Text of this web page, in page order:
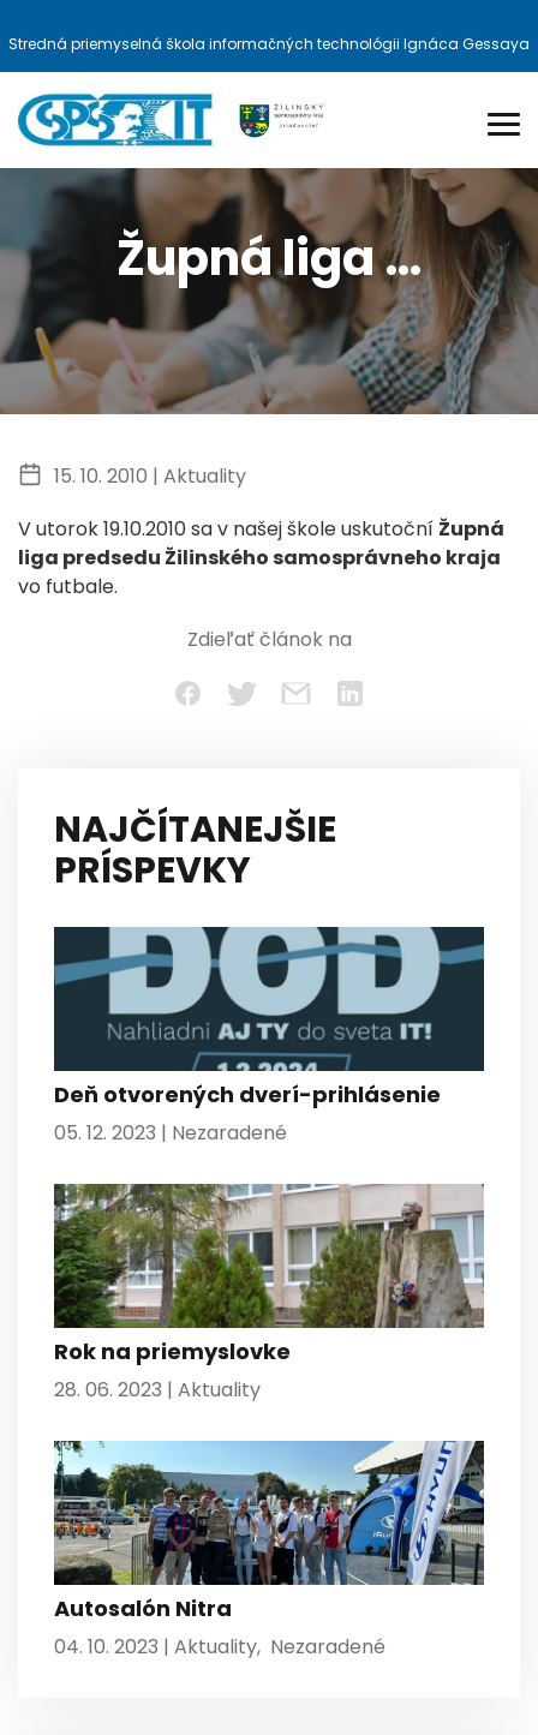
Stredná priemyselná škola informačných technológii Ignáca Gessaya
Župná liga …
15. 10. 2010 | Aktuality
V utorok 19.10.2010 sa v našej škole uskutoční Župná
liga predsedu Žilinského samosprávneho kraja
vo futbale.
Zdieľať článok na
NAJČÍTANEJŠIE
PRÍSPEVKY
Deň otvorených dverí-prihlásenie
05. 12. 2023 | Nezaradené
Rok na priemyslovke
28. 06. 2023 | Aktuality
Autosalón Nitra
04. 10. 2023 | Aktuality, Nezaradené